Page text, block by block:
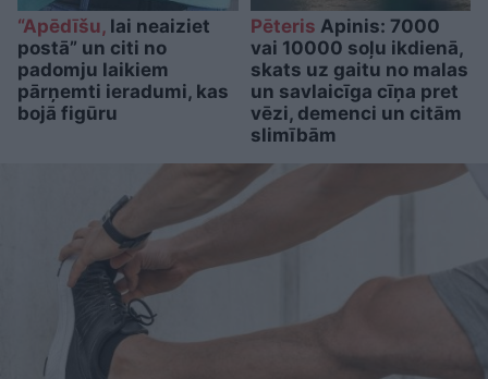
“Apēdīšu, lai neaiziet
postā” un citi no
padomju laikiem
pārņemti ieradumi, kas
bojā figūru
Pēteris Apinis: 7000
vai 10000 soļu ikdienā,
skats uz gaitu no malas
un savlaicīga cīņa pret
vēzi, demenci un citām
slimībām